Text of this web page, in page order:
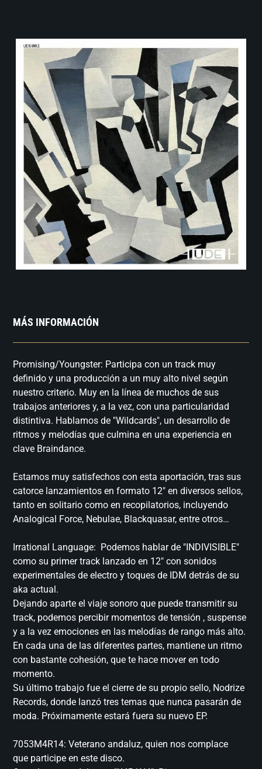
MÁS INFORMACIÓN
Promising/Youngster: Participa con un track muy
definido y una producción a un muy alto nivel según
nuestro criterio. Muy en la línea de muchos de sus
trabajos anteriores y, a la vez, con una particularidad
distintiva. Hablamos de "Wildcards", un desarrollo de
ritmos y melodías que culmina en una experiencia en
clave Braindance.
Estamos muy satisfechos con esta aportación, tras sus
catorce lanzamientos en formato 12" en diversos sellos,
tanto en solitario como en recopilatorios, incluyendo
Analogical Force, Nebulae, Blackquasar, entre otros…
Irrational Language: Podemos hablar de "INDIVISIBLE"
como su primer track lanzado en 12" con sonidos
experimentales de electro y toques de IDM detrás de su
aka actual.
Dejando aparte el viaje sonoro que puede transmitir su
track, podemos percibir momentos de tensión , suspense
y a la vez emociones en las melodías de rango más alto.
En cada una de las diferentes partes, mantiene un ritmo
con bastante cohesión, que te hace mover en todo
momento.
Su último trabajo fue el cierre de su propio sello, Nodrize
Records, donde lanzó tres temas que nunca pasarán de
moda. Próximamente estará fuera su nuevo EP.
7053M4R14: Veterano andaluz, quien nos complace
que participe en este disco.